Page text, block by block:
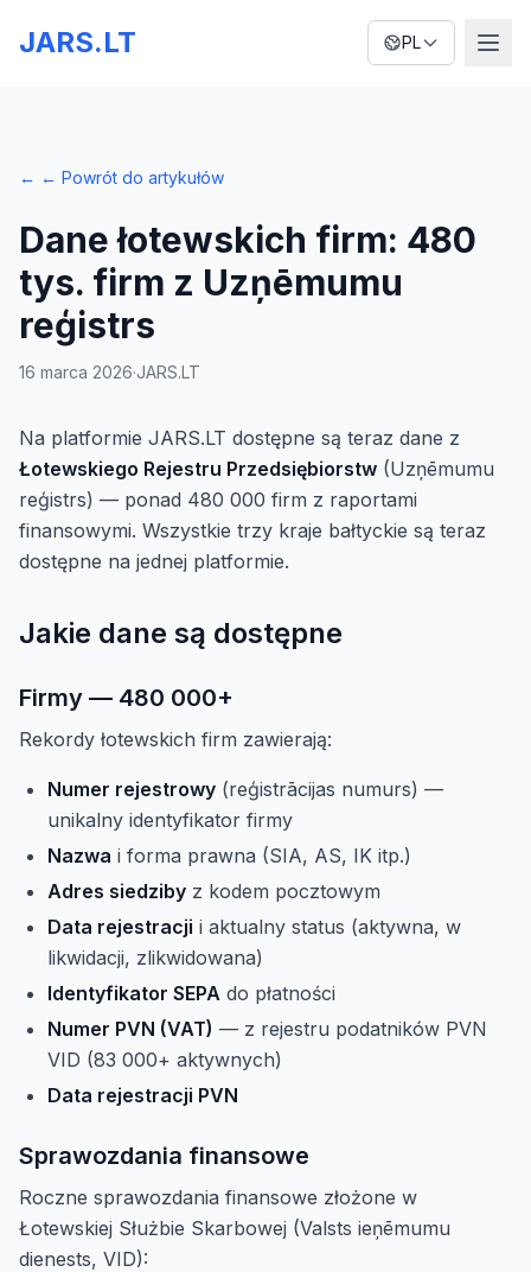
JARS.LT PL
← ← Powrót do artykułów
Dane łotewskich firm: 480
tys. firm z Uzņēmumu
reģistrs
16 marca 2026·JARS.LT
Na platformie JARS.LT dostępne są teraz dane z
Łotewskiego Rejestru Przedsiębiorstw (Uzņēmumu
reģistrs) — ponad 480 000 firm z raportami
finansowymi. Wszystkie trzy kraje bałtyckie są teraz
dostępne na jednej platformie.
Jakie dane są dostępne
Firmy — 480 000+
Rekordy łotewskich firm zawierają:
Numer rejestrowy (reģistrācijas numurs) —
unikalny identyfikator firmy
Nazwa i forma prawna (SIA, AS, IK itp.)
Adres siedziby z kodem pocztowym
Data rejestracji i aktualny status (aktywna, w
likwidacji, zlikwidowana)
Identyfikator SEPA do płatności
Numer PVN (VAT) — z rejestru podatników PVN
VID (83 000+ aktywnych)
Data rejestracji PVN
Sprawozdania finansowe
Roczne sprawozdania finansowe złożone w
Łotewskiej Służbie Skarbowej (Valsts ieņēmumu
dienests, VID):